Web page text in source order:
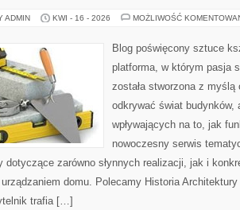
ADMIN KWI - 16 - 2026 MOŻLIWOŚĆ
Blog poświęcony sztuce
platforma, w którym pasja
została stworzona z
odkrywać świat
wpływających na to, jak
nowoczesny serwis
dotyczące zarówno słynnych realizacji, jak i
domu. Polecamy Historia
trafia […]